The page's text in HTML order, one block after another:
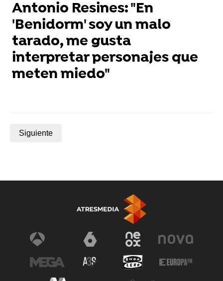
Antonio Resines: "En
'Benidorm' soy un malo
tarado, me gusta
interpretar personajes que
meten miedo"
Siguiente